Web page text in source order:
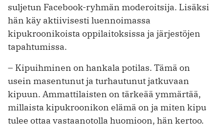
suljetun Facebook-ryhmän moderoitsija. Lisäksi
hän käy aktiivisesti luennoimassa
kipukroonikoista oppilaitoksissa ja järjestöjen
tapahtumissa.
– Kipuihminen on hankala potilas. Tämä on
usein masentunut ja turhautunut jatkuvaan
kipuun. Ammattilaisten on tärkeää ymmärtää,
millaista kipukroonikon elämä on ja miten kipu
tulee ottaa vastaanotolla huomioon, hän kertoo.